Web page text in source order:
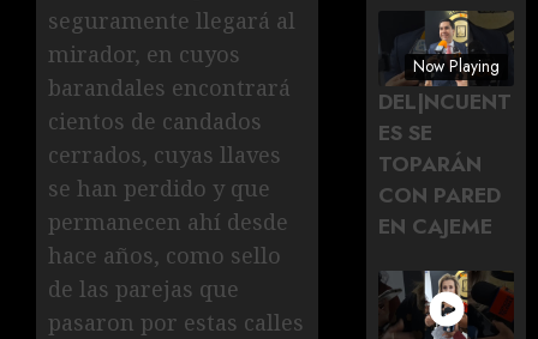
seguramente llegará al
mirador, en cuyos
barandales encontrará
cientos de candados
cerrados, cuyas llaves
se han perdido y que
permanecen ahí desde
hace años, como sello
de las parejas que
pasaron por estas calles
Now Playing
DEL|NCUENT
ES SE
TOPARÁN
CON PARED
EN CAJEME